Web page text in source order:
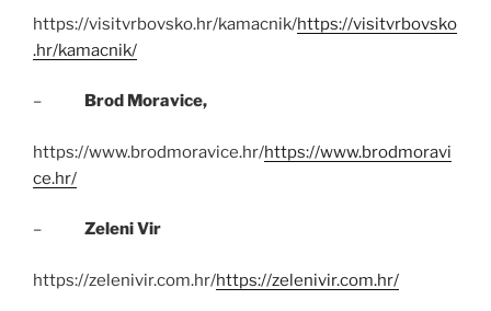
https://visitvrbovsko.hr/kamacnik/https://visitvrbovsko
.hr/kamacnik/
– Brod Moravice,
https://www.brodmoravice.hr/https://www.brodmoravi
ce.hr/
– Zeleni Vir
https://zelenivir.com.hr/https://zelenivir.com.hr/